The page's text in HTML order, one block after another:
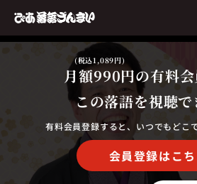
月額990円
(税込1,089円)
の有料
この落語を視聴
有料会員登録すると、いつでもどこ
会員登録はこ